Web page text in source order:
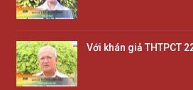
Với khán giả THTPCT